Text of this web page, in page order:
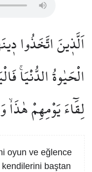
اَلَّذ۪ينَ اتَّخَذُوا
الْحَيٰوةُ الدُّنْيَاۚ
لِقَٓاءَ يَوْمِهِمْ هٰذَاۙ
oyun ve eğlence
baştan